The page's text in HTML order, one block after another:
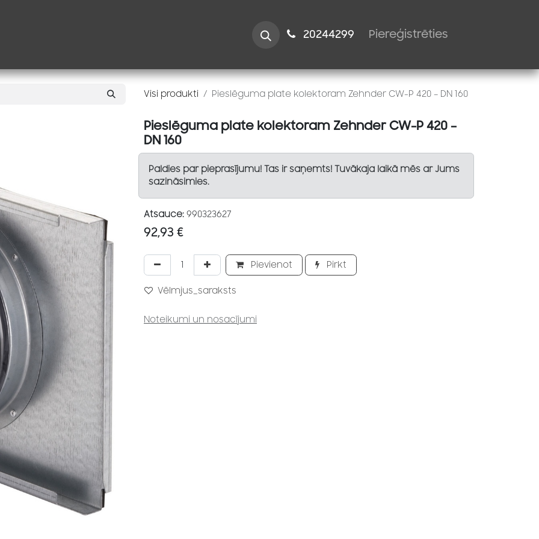
Speciālistiem 2024​​4299 Piereģistrēties
Visi produkti Pieslēguma plate kolektoram Zehnder CW-P 420 – DN 160
Pieslēguma plate kolektoram Zehnder CW-P 420 –
DN 160
Paldies par pieprasījumu! Tas ir saņemts! Tuvākaja laikā mēs ar Jums
sazināsimies.
Atsauce: 990323627
92,93 €
Pievienot Pirkt
Vēlmjus_saraksts
Noteikumi un nosacījumi